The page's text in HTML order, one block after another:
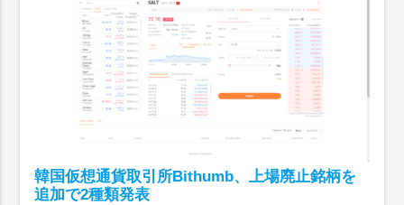
韓国仮想通貨取引所Bithumb、上場廃止銘柄を
追加で2種類発表